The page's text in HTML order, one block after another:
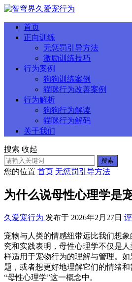
首页
正向训练
无惩罚引导方法
激励训练技巧
行为案例
狗狗训练案例
猫咪行为改善案例
行为解析
狗狗行为解读
猫咪行为解码
关于我们
搜索 收起
搜索
您的位置 首页 无惩罚引导方法
为什么说母性心理学是
久爱宠行为 发布于 2026年2月27日
宠物与人类的情感纽带远比我们想
究和实践表明，母性心理学不仅是
样适用于宠物行为的理解与管理。
题，或者想更好地理解它们的情绪
“母性心理学”这一概念中。